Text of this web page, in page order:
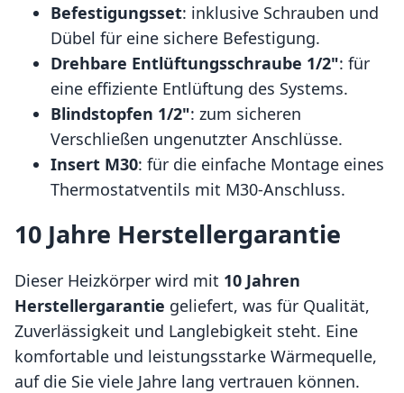
Befestigungsset: inklusive Schrauben und
Dübel für eine sichere Befestigung.
Drehbare Entlüftungsschraube 1/2": für
eine effiziente Entlüftung des Systems.
Blindstopfen 1/2": zum sicheren
Verschließen ungenutzter Anschlüsse.
Insert M30: für die einfache Montage eines
Thermostatventils mit M30-Anschluss.
10 Jahre Herstellergarantie
Dieser Heizkörper wird mit 10 Jahren
Herstellergarantie geliefert, was für Qualität,
Zuverlässigkeit und Langlebigkeit steht. Eine
komfortable und leistungsstarke Wärmequelle,
auf die Sie viele Jahre lang vertrauen können.